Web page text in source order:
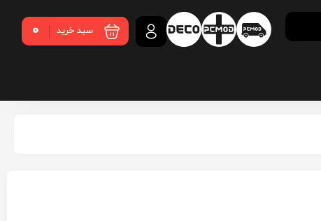
سبد خرید 0